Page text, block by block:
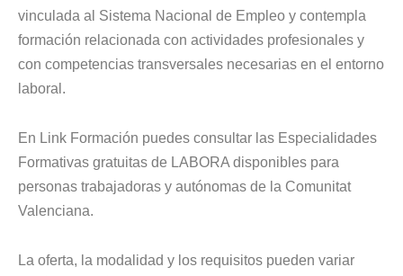
vinculada al Sistema Nacional de Empleo y contempla
formación relacionada con actividades profesionales y
con competencias transversales necesarias en el entorno
laboral.
En Link Formación puedes consultar las Especialidades
Formativas gratuitas de LABORA disponibles para
personas trabajadoras y autónomas de la Comunitat
Valenciana.
La oferta, la modalidad y los requisitos pueden variar